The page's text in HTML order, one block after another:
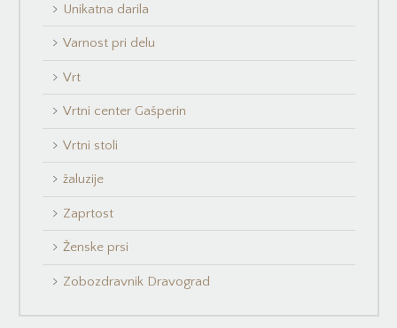
Unikatna darila
Varnost pri delu
Vrt
Vrtni center Gašperin
Vrtni stoli
žaluzije
Zaprtost
Ženske prsi
Zobozdravnik Dravograd